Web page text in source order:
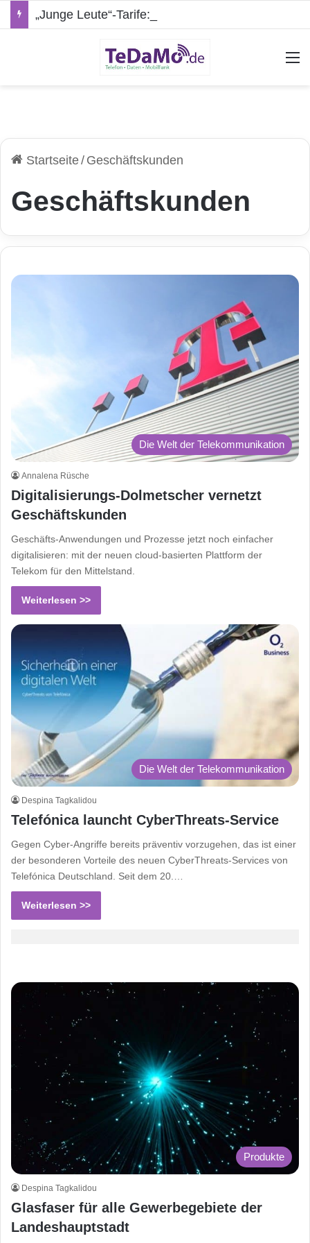
Startseite/ Geschäftskunden
Geschäftskunden
Die Welt der Telekommunikation
Annalena Rüsche
Digitalisierungs-Dolmetscher vernetzt
Geschäftskunden
Geschäfts-Anwendungen und Prozesse jetzt noch einfacher
digitalisieren: mit der neuen cloud-basierten Plattform der
Telekom für den Mittelstand.
Weiterlesen >>
Die Welt der Telekommunikation
Despina Tagkalidou
Telefónica launcht CyberThreats-Service
Gegen Cyber-Angriffe bereits präventiv vorzugehen, das ist einer
der besonderen Vorteile des neuen CyberThreats-Services von
Telefónica Deutschland. Seit dem 20.…
Weiterlesen >>
Produkte
Despina Tagkalidou
Glasfaser für alle Gewerbegebiete der
Landeshauptstadt